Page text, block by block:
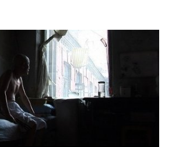
感触，在《哈尔滨旋转楼梯》之
里得到了最强烈的回应。《危
本将近两个半小时，拍摄从2009
年的春节结束。它聚焦于北京南
一家人，浓重的笔墨落于正在当
学的姐弟三人身上。
片如同荒原的平地上，那其实是
废料搭建起的窝棚，周围堆放着
，当年这里有许多填埋垃圾的大